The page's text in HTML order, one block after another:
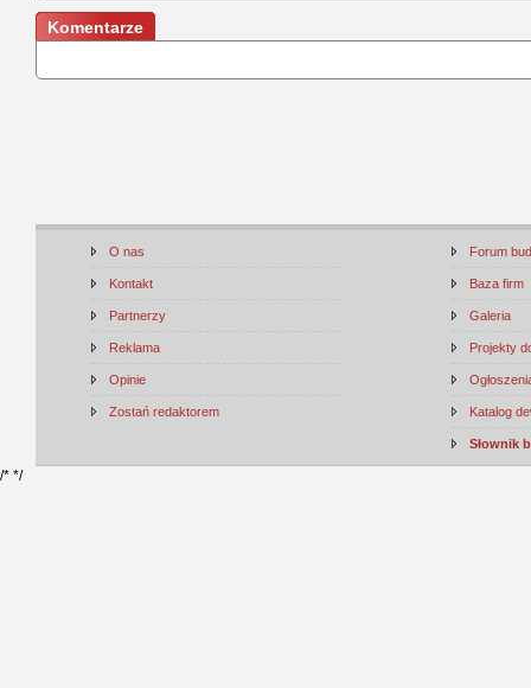
Komentarze
O nas
Kontakt
Partnerzy
Reklama
Opinie
Zostań redaktorem
Forum
Baza firm
Galeria
Projekty
Katalog
Słownik
/* */